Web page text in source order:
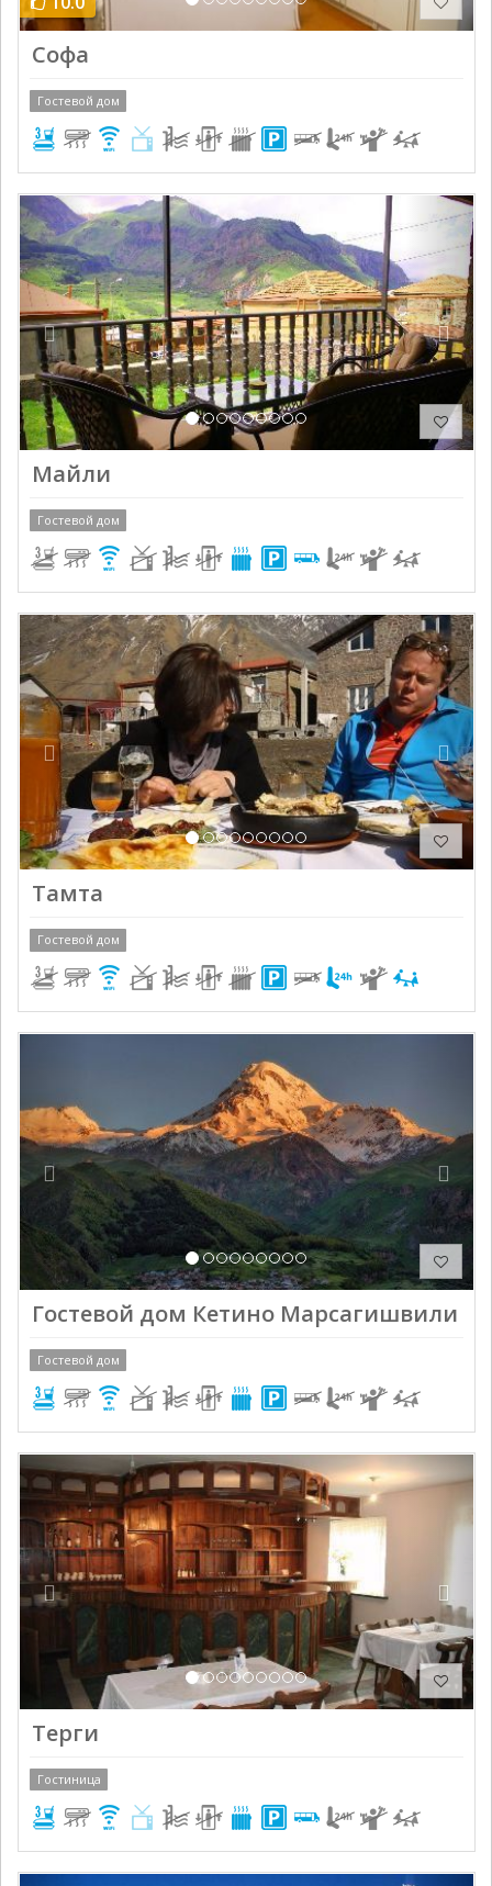
Софа
Гостевой дом
Previous Next
Майли
Гостевой дом
Previous Next
Тамта
Гостевой дом
Гостевой дом Кетино Марсагишвили
Гостевой дом
Previous Next
Терги
Гостиница